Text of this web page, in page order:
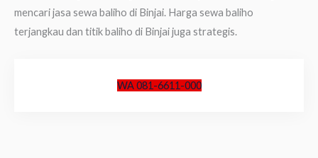
mencari jasa sewa baliho di Binjai. Harga sewa baliho
terjangkau dan titik baliho di Binjai juga strategis.
WA 081-6611-000